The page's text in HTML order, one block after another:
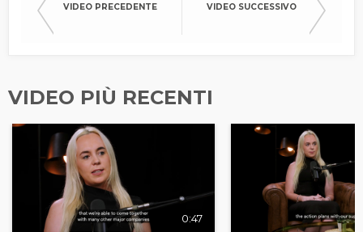
VIDEO PRECEDENTE VIDEO SUCCESSIVO
VIDEO PIÙ RECENTI
0:47